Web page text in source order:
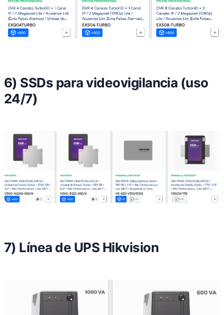
6) SSDs para videovigilancia (uso
24/7)
7) Línea de UPS Hikvision